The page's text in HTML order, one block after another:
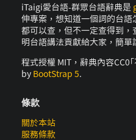
iTaigi愛台語-群眾台語辭典是
伸專案，想知道一個詞的台
都可以查，但不一定查得到
明台語講法貢獻給大家，簡
程式授權 MIT，辭典內容CC0
by BootStrap 5.
條款
關於本站
服務條款